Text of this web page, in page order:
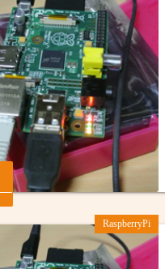
RaspberryPi